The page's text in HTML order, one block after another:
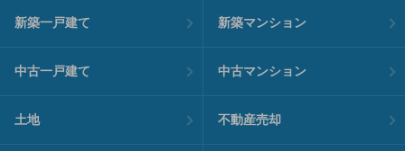
新築一戸建て 新築マンション
中古一戸建て 中古マンション
土地 不動産売却